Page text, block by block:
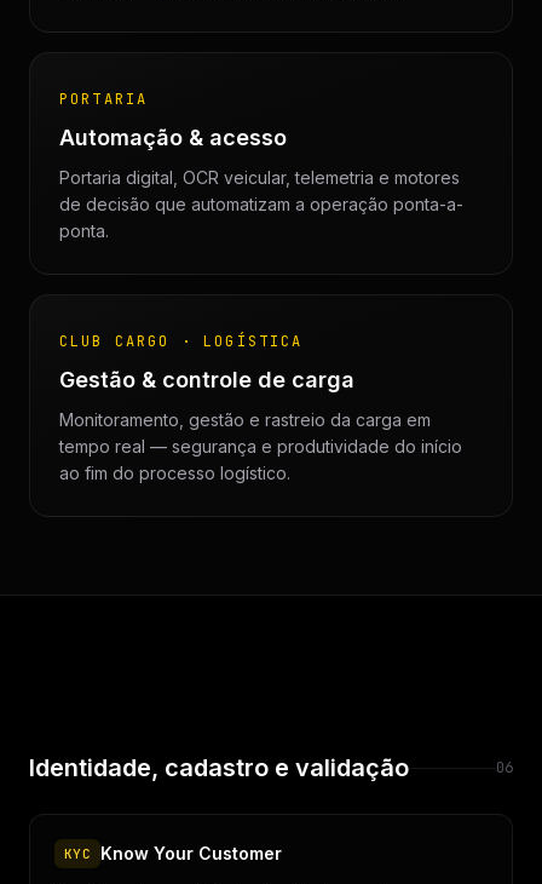
PORTARIA
Automação & acesso
Portaria digital, OCR veicular, telemetria e motores
de decisão que automatizam a operação ponta-a-
ponta.
CLUB CARGO · LOGÍSTICA
Gestão & controle de carga
Monitoramento, gestão e rastreio da carga em
tempo real — segurança e produtividade do início
ao fim do processo logístico.
Identidade, cadastro e validação 06
KYC Know Your Customer